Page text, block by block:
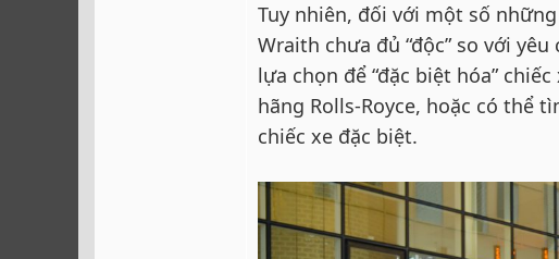
Tuy nhiên, đối với một số
Wraith chưa đủ “độc” so với
lựa chọn để “đặc biệt hóa”
hãng Rolls-Royce, hoặc có thể
chiếc xe đặc biệt.